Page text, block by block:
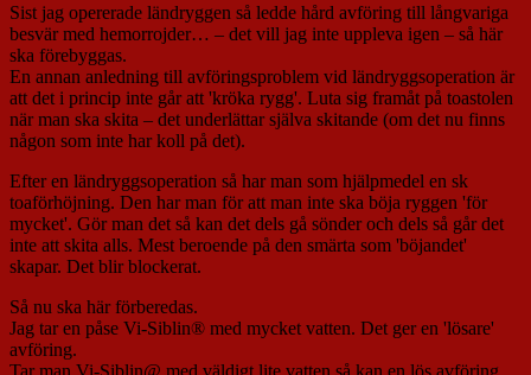
Sist jag opererade ländryggen så ledde hård avföring till långvariga
besvär med hemorrojder… – det vill jag inte uppleva igen – så här
ska förebyggas.
En annan anledning till avföringsproblem vid ländryggsoperation är
att det i princip inte går att 'kröka rygg'. Luta sig framåt på toastolen
när man ska skita – det underlättar själva skitande (om det nu finns
någon som inte har koll på det).
Efter en ländryggsoperation så har man som hjälpmedel en sk
toaförhöjning. Den har man för att man inte ska böja ryggen 'för
mycket'. Gör man det så kan det dels gå sönder och dels så går det
inte att skita alls. Mest beroende på den smärta som 'böjandet'
skapar. Det blir blockerat.
Så nu ska här förberedas.
Jag tar en påse Vi-Siblin® med mycket vatten. Det ger en 'lösare'
avföring.
Tar man Vi-Siblin@ med väldigt lite vatten så kan en lös avföring